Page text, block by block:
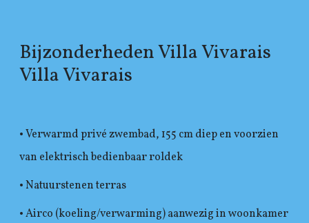
Bijzonderheden Villa Vivarais
Villa Vivarais
• Verwarmd privé zwembad, 155 cm diep en voorzien
van elektrisch bedienbaar roldek
• Natuurstenen terras
• Airco (koeling/verwarming) aanwezig in woonkamer